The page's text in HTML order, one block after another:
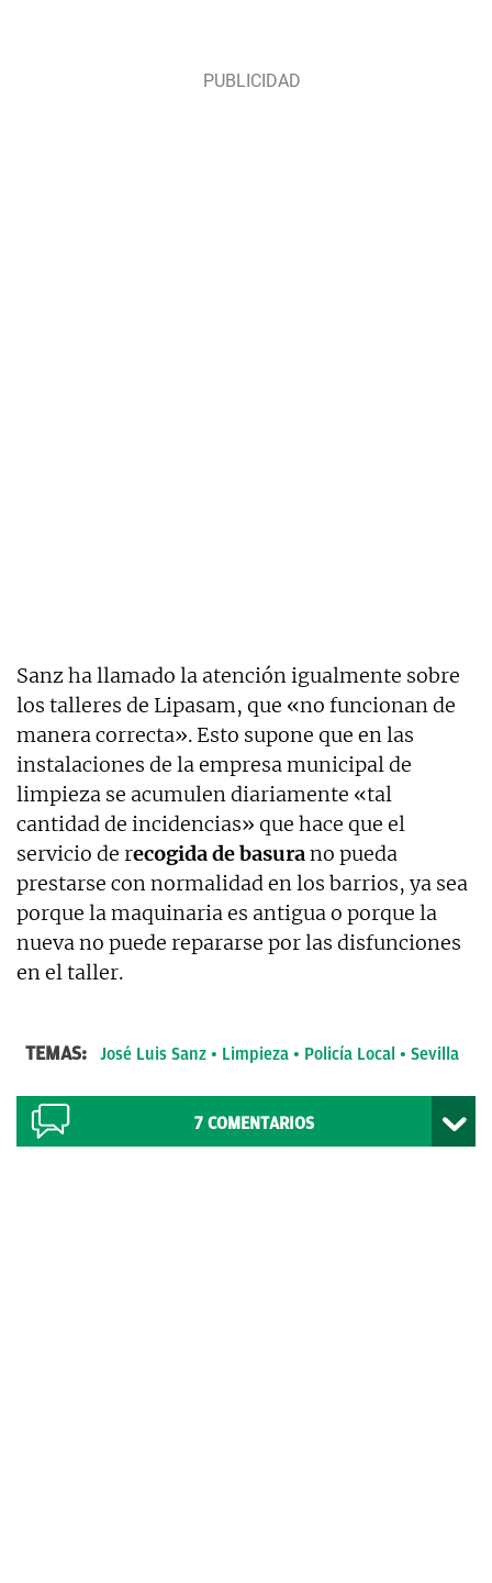
Sanz ha llamado la atención igualmente sobre
los talleres de Lipasam, que «no funcionan de
manera correcta». Esto supone que en las
instalaciones de la empresa municipal de
limpieza se acumulen diariamente «tal
cantidad de incidencias» que hace que el
servicio de recogida de basurano pueda
prestarse con normalidad en los barrios, ya sea
porque la maquinaria es antigua o porque la
nueva no puede repararse por las disfunciones
en el taller.
TEMAS: José Luis Sanz Limpieza Policía Local Sevilla
7 COMENTARIOS